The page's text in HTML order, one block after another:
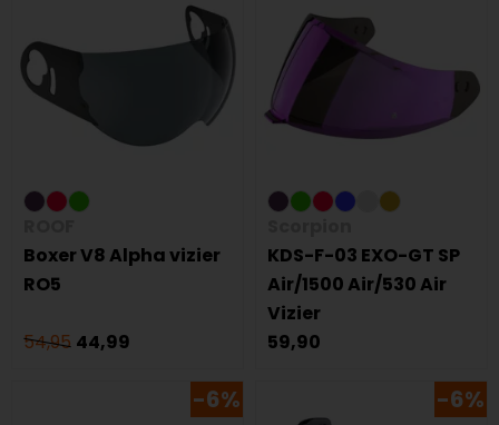
Boxer V8 Alpha vizier
RO5
54,95 44,99
KDS-F-03 EXO-GT SP
Air/1500 Air/530 Air
Vizier
59,90
-6% -6%